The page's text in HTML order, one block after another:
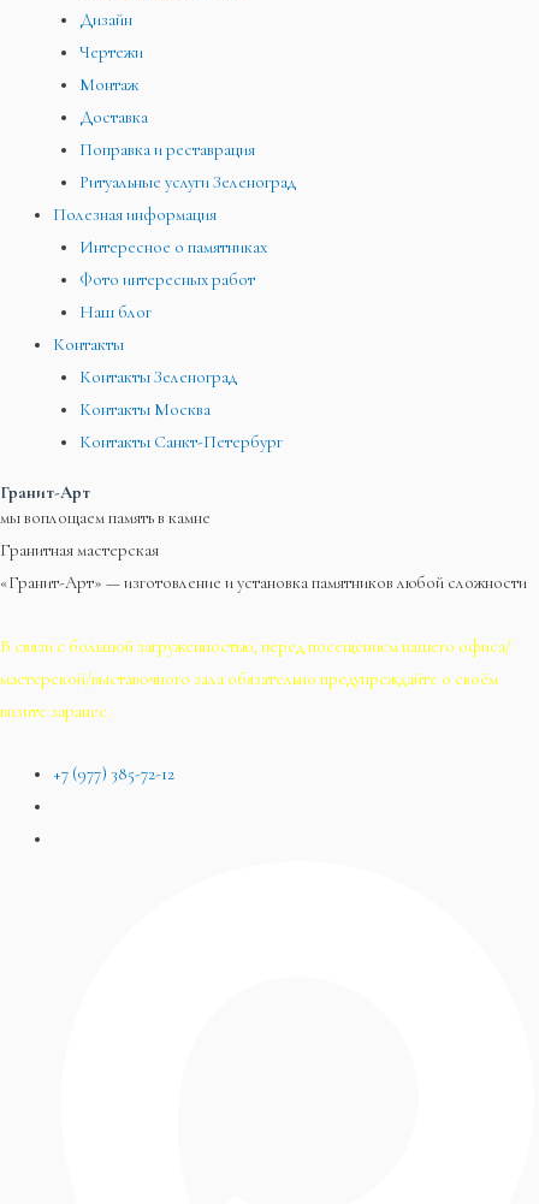
Дизайн
Чертежи
Монтаж
Доставка
Поправка и реставрация
Ритуальные услуги Зеленоград
Полезная информация
Интересное о памятниках
Фото интересных работ
Наш блог
Контакты
Контакты Зеленоград
Контакты Москва
Контакты Санкт-Петербург
Гранит-Арт
мы воплощаем память в камне
Гранитная мастерская
«Гранит-Арт» — изготовление и установка памятников любой сложности
В связи с большой загруженностью, перед посещением нашего офиса/
мастерской/выставочного зала обязательно предупреждайте о своём
визите заранее.
+7 (977) 385-72-12